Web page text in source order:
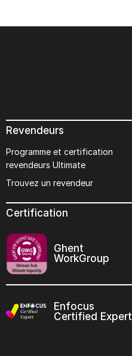
Revendeurs
Programme et certification
revendeurs Ultimate
Trouvez un revendeur
Certification
Ghent
WorkGroup
Enfocus
Certified Expert